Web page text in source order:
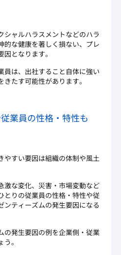
シャルハラスメントなどのハラ
的な健康を著しく損ない、プレ
となります。
員は、出社すること自体に強い
たす可能性があります。
業員の性格・特性も
やすい要因は組織の体制や風土
激な変化、災害・市場変動など
とりの従業員の性格・特性や従
ンティーズムの発生要因になる
の発生要因の例を企業側・従業
。